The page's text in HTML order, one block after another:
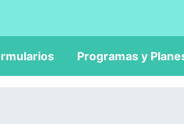
Programas y